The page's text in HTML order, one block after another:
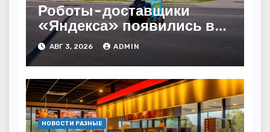
Роботы-доставщики
«Яндекса» появились в
Казахстане
АВГ 3, 2026 ADMIN
НОВОСТИ РАЗНЫЕ